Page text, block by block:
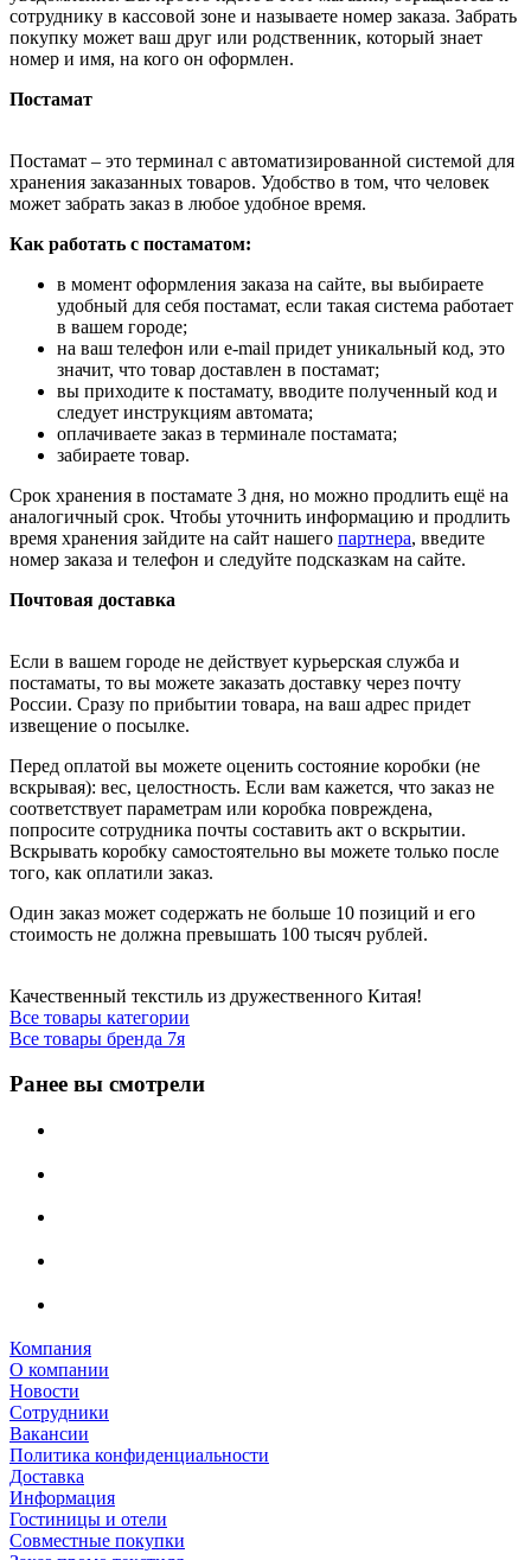
сотруднику в кассовой зоне и называете номер заказа. Забрать
покупку может ваш друг или родственник, который знает
номер и имя, на кого он оформлен.
Постамат
Постамат – это терминал с автоматизированной системой для
хранения заказанных товаров. Удобство в том, что человек
может забрать заказ в любое удобное время.
Как работать с постаматом:
в момент оформления заказа на сайте, вы выбираете
удобный для себя постамат, если такая система работает
в вашем городе;
на ваш телефон или e-mail придет уникальный код, это
значит, что товар доставлен в постамат;
вы приходите к постамату, вводите полученный код и
следует инструкциям автомата;
оплачиваете заказ в терминале постамата;
забираете товар.
Срок хранения в постамате 3 дня, но можно продлить ещё на
аналогичный срок. Чтобы уточнить информацию и продлить
время хранения зайдите на сайт нашего партнера, введите
номер заказа и телефон и следуйте подсказкам на сайте.
Почтовая доставка
Если в вашем городе не действует курьерская служба и
постаматы, то вы можете заказать доставку через почту
России. Сразу по прибытии товара, на ваш адрес придет
извещение о посылке.
Перед оплатой вы можете оценить состояние коробки (не
вскрывая): вес, целостность. Если вам кажется, что заказ не
соответствует параметрам или коробка повреждена,
попросите сотрудника почты составить акт о вскрытии.
Вскрывать коробку самостоятельно вы можете только после
того, как оплатили заказ.
Один заказ может содержать не больше 10 позиций и его
стоимость не должна превышать 100 тысяч рублей.
Качественный текстиль из дружественного Китая!
Все товары категории
Все товары бренда 7я
Ранее вы смотрели
Компания
О компании
Новости
Сотрудники
Вакансии
Политика конфиденциальности
Доставка
Информация
Гостиницы и отели
Совместные покупки